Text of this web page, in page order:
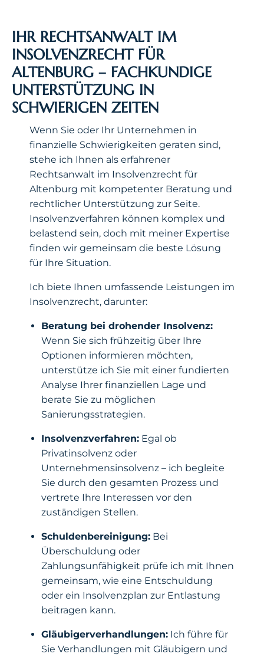
IHR RECHTSANWALT IM
INSOLVENZRECHT FÜR
ALTENBURG – FACHKUNDIGE
UNTERSTÜTZUNG IN
SCHWIERIGEN ZEITEN
Wenn Sie oder Ihr Unternehmen in
finanzielle Schwierigkeiten geraten sind,
stehe ich Ihnen als erfahrener
Rechtsanwalt im Insolvenzrecht für
Altenburg mit kompetenter Beratung und
rechtlicher Unterstützung zur Seite.
Insolvenzverfahren können komplex und
belastend sein, doch mit meiner Expertise
finden wir gemeinsam die beste Lösung
für Ihre Situation.
Ich biete Ihnen umfassende Leistungen im
Insolvenzrecht, darunter:
Beratung bei drohender Insolvenz:
Wenn Sie sich frühzeitig über Ihre
Optionen informieren möchten,
unterstütze ich Sie mit einer fundierten
Analyse Ihrer finanziellen Lage und
berate Sie zu möglichen
Sanierungsstrategien.
Insolvenzverfahren: Egal ob
Privatinsolvenz oder
Unternehmensinsolvenz – ich begleite
Sie durch den gesamten Prozess und
vertrete Ihre Interessen vor den
zuständigen Stellen.
Schuldenbereinigung: Bei
Überschuldung oder
Zahlungsunfähigkeit prüfe ich mit Ihnen
gemeinsam, wie eine Entschuldung
oder ein Insolvenzplan zur Entlastung
beitragen kann.
Gläubigerverhandlungen: Ich führe für
Sie Verhandlungen mit Gläubigern und